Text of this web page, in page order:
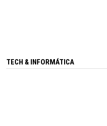
TECH & INFORMÁTICA